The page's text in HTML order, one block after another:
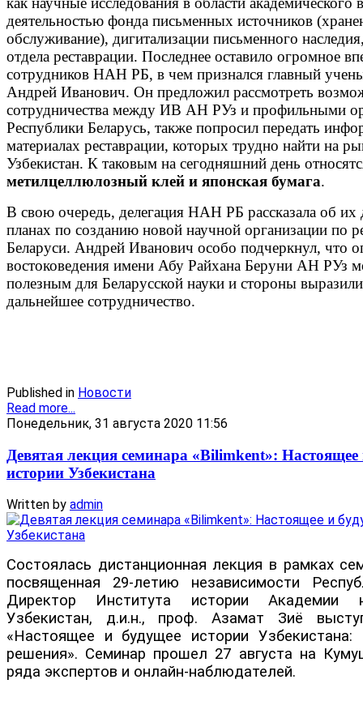
деятельностью фонда письменных источников
обслуживание), дигитализации письменного
отдела реставрации. Последнее оставило огромное
сотрудников НАН РБ, в чем признался главный
Андрей Иванович. Он предложил рассмотреть
сотрудничества между ИВ АН РУз и профильными
Республики Беларусь, также попросил передать
материалах реставрации, которых трудно найти на
Узбекистан. К таковым на сегодняшний день
метилцеллюлозный клей и японская бумага.
В свою очередь, делегация НАН РБ рассказала об их
планах по созданию новой научной организации по
Беларуси. Андрей Иванович особо подчеркнул, что
востоковедения имени Абу Райхана Беруни АН РУз
полезным для Беларусской науки и стороны
дальнейшее сотрудничество.
Published in Новости
Read more...
Понедельник, 31 августа 2020 11:56
Девятая лекция семинара «Bilimkent»: Настоящее
истории Узбекистана
Written by admin
Состоялась дистанционная лекция в рамках
посвященная 29-летию независимости
Директор Института истории Академии
Узбекистан, д.и.н., проф. Азамат Зиё
«Настоящее и будущее истории
решения». Семинар прошел 27 августа на
ряда экспертов и онлайн-наблюдателей.